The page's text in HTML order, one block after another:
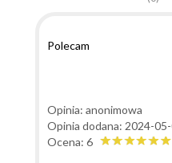
Polecam
Opinia: anonimowa
Opinia dodana: 2024-
Ocena: 6